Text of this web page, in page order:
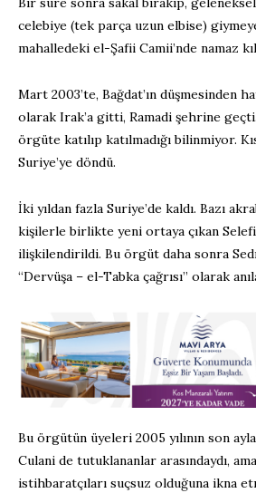
celebiye (tek parça uzun elbise) giymeye
mahalledeki el-Şafii Camii’nde namaz
Mart 2003’te, Bağdat’ın düşmesinden
olarak Irak’a gitti, Ramadi şehrine
örgüte katılıp katılmadığı bilinmiyor.
Suriye’ye döndü.
İki yıldan fazla Suriye’de kaldı. Bazı
kişilerle birlikte yeni ortaya çıkan
ilişkilendirildi. Bu örgüt daha sonra
“Dervüşa – el-Tabka çağrısı” olarak
Bu örgütün üyeleri 2005 yılının son
Culani de tutuklananlar arasındaydı,
istihbaratçıları suçsuz olduğuna ikna